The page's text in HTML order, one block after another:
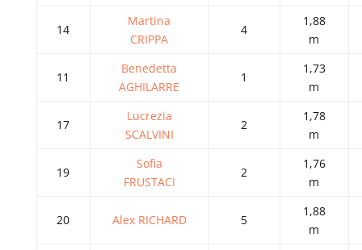
14
Martina
CRIPPA
4
1,88
m
11
Benedetta
AGHILARRE
1
1,73
m
17
Lucrezia
SCALVINI
2
1,78
m
19
Sofia
FRUSTACI
2
1,76
m
20 Alex RICHARD 5
1,88
m